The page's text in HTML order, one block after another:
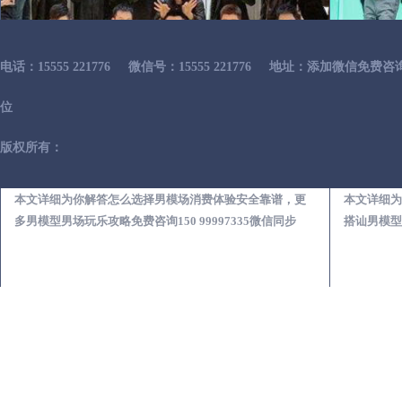
本文详细为你解答怎么选择男模场消费体验安全靠谱，更
多男模型男场玩乐攻略免费咨询150 99997335微信同步
本文详细
搭讪男模
电话：15555 221776 微信号：15555 221776 地址：添加微信免费咨
位
版权所有：